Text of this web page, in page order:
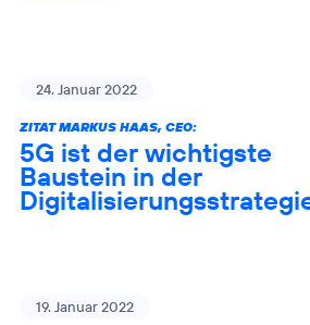
24. Januar 2022
ZITAT MARKUS HAAS, CEO:
5G ist der wichtigste
Baustein in der
19. Januar 2022